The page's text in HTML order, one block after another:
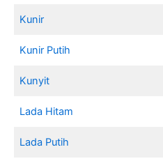
Kunir
Kunir Putih
Kunyit
Lada Hitam
Lada Putih